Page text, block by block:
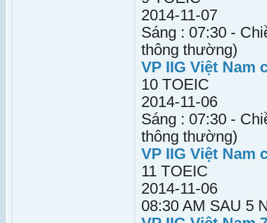
2014-11-07
Sáng : 07:30 -
thông thường)
VP IIG Việt Nam
10 TOEIC
2014-11-06
Sáng : 07:30 -
thông thường)
VP IIG Việt Nam
11 TOEIC
2014-11-06
08:30 AM SAU 5